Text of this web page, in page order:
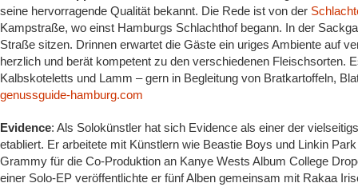
seine hervorragende Qualität bekannt. Die Rede ist von der
Kampstraße, wo einst Hamburgs Schlachthof begann. In der
Straße sitzen. Drinnen erwartet die Gäste ein uriges Ambiente auf
herzlich und berät kompetent zu den verschiedenen Fleischsorten.
Kalbskoteletts und Lamm – gern in Begleitung von Bratkartoffeln,
genussguide-hamburg.com
Evidence: Als Solokünstler hat sich Evidence als einer der
etabliert. Er arbeitete mit Künstlern wie Beastie Boys und Linkin
Grammy für die Co-Produktion an Kanye Wests Album College
einer Solo-EP veröffentlichte er fünf Alben gemeinsam mit Rakaa